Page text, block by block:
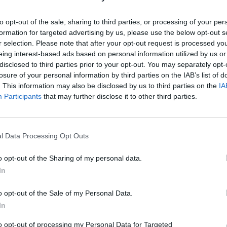
opt-out of the sale, sharing to third parties, or processing of your
for targeted advertising by us, please use the below opt-out
selection. Please note that after your opt-out request is processed
interest-based ads based on personal information utilized by us
to third parties prior to your opt-out. You may separately
of your personal information by third parties on the IAB’s list of
This information may also be disclosed by us to third parties on the
Participants that may further disclose it to other third parties.
Data Processing Opt Outs
opt-out of the Sharing of my personal data.
opt-out of the Sale of my Personal Data.
opt-out of processing my Personal Data for Targeted
Avevo solo feta e uova è nato questo
rotolo keto incredibile
Alessia Vinci 12 Marzo 2026
5 min lettura
Solo feta e uova per creare una base morbida e saporita da
farcire come vuoi. Una di quelle ricette keto…
Dimentica la solita focaccia: la